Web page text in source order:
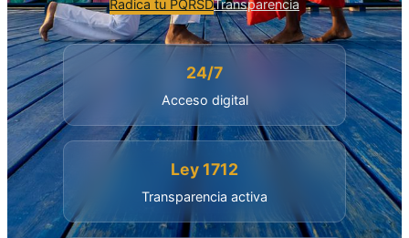
Radica tu PQRSDTransparencia
24/7
Acceso digital
Ley 1712
Transparencia activa